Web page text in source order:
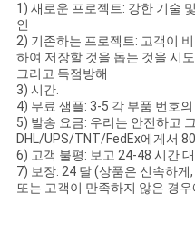
1) 새로운 프로젝트: 강한 기술
인
2) 기존하는 프로젝트: 고객이
하여 저장할 것을 돕는 것을 시
그리고 득점방해
3) 시간.
4) 무료 샘플: 3-5 각 부품 번호의
5) 발송 요금: 우리는 안전하고
DHL/UPS/TNT/FedEx에게서
6) 고객 불평: 보고 24-48 시간
7) 보장: 24 달 (상품은 신속하
또는 고객이 만족하지 않은 경